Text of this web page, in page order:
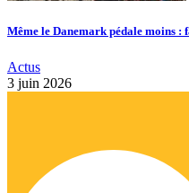
Même le Danemark pédale moins :
Actus
3 juin 2026